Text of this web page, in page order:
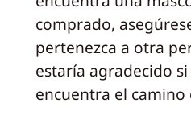
comprado,
pertenezca a otra
estaría agradecido
encuentra el camino